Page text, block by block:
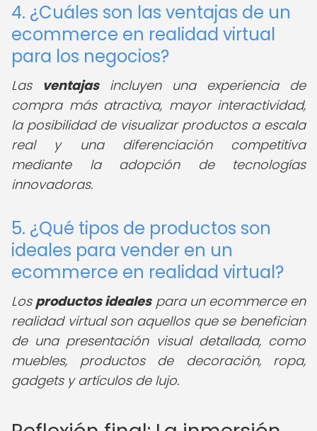
4. ¿Cuáles son las ventajas de un
ecommerce en realidad virtual
para los negocios?
Las ventajasincluyen una experiencia de
compra más atractiva, mayor interactividad,
la posibilidad de visualizar productos a escala
real y una diferenciación competitiva
mediante la adopción de tecnologías
innovadoras.
5. ¿Qué tipos de productos son
ideales para vender en un
ecommerce en realidad virtual?
Los productos idealespara un ecommerce en
realidad virtual son aquellos que se benefician
de una presentación visual detallada, como
muebles, productos de decoración, ropa,
gadgets y artículos de lujo.